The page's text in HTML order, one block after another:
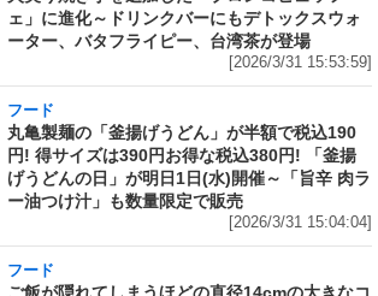
ェ」に進化～ドリンクバーにもデトックスウォ
ーター、バタフライピー、台湾茶が登場
[2026/3/31 15:53:59]
フード
丸亀製麺の「釜揚げうどん」が半額で税込190
円! 得サイズは390円お得な税込380円! 「釜揚
げうどんの日」が明日1日(水)開催～「旨辛 肉ラ
ー油つけ汁」も数量限定で販売
[2026/3/31 15:04:04]
フード